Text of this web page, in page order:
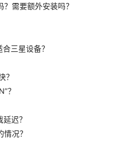
需要额外安装吗？
三星设备？
？
？
迟？
况？